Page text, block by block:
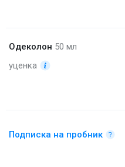
Одеколон 50 мл
уценка
Подписка на пробник